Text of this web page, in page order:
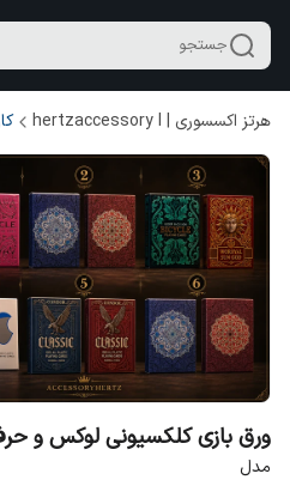
جستجو
هرتز اکسسوری | hertzaccessory l
ورق بازی کلکسیونی لوکس و
مدل